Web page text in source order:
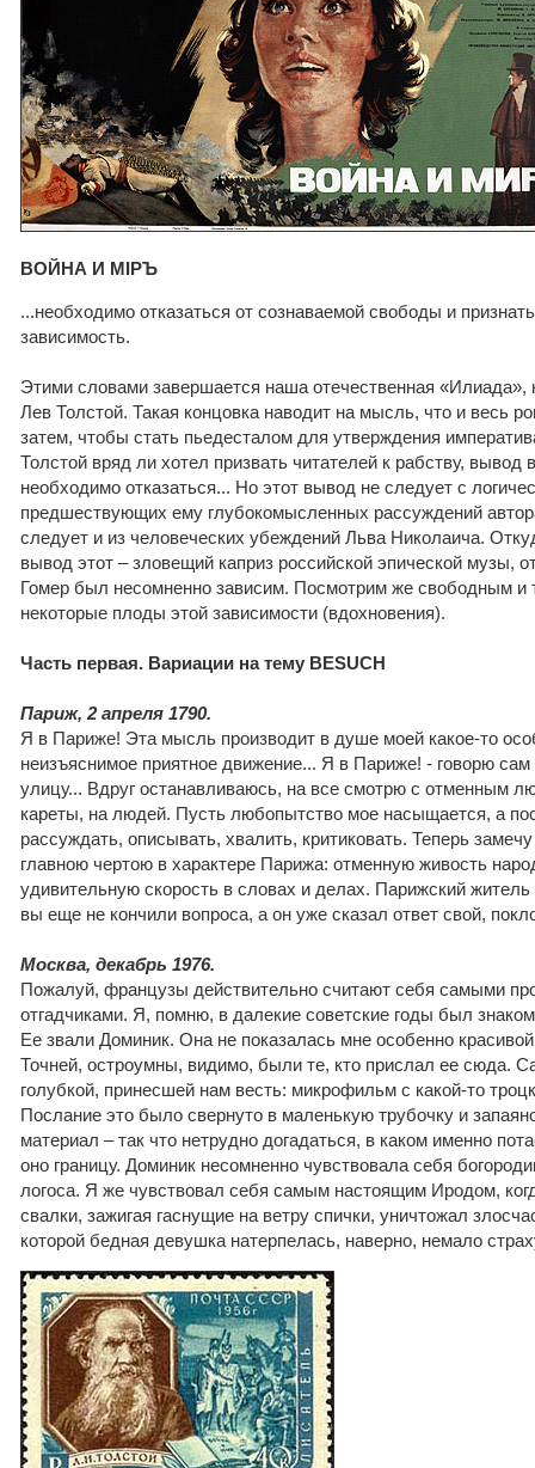
ВОЙНА И МIРЪ
...необходимо отказаться от сознаваемой свободы и
зависимость.
Этими словами завершается наша отечественная «Илиада»,
Лев Толстой. Такая концовка наводит на мысль, что и весь
затем, чтобы стать пьедесталом для утверждения
Толстой вряд ли хотел призвать читателей к рабству, вывод
необходимо отказаться... Но этот вывод не следует с
предшествующих ему глубокомысленных рассуждений
следует и из человеческих убеждений Льва Николаича.
вывод этот – зловещий каприз российской эпической музы,
Гомер был несомненно зависим. Посмотрим же свободным и
некоторые плоды этой зависимости (вдохновения).
Часть первая. Вариации на тему BESUCH
Париж, 2 апреля 1790.
Я в Париже! Эта мысль производит в душе моей какое-то
неизъяснимое приятное движение... Я в Париже! - говорю
улицу... Вдруг останавливаюсь, на все смотрю с отменным
кареты, на людей. Пусть любопытство мое насыщается, а
рассуждать, описывать, хвалить, критиковать. Теперь
главною чертою в характере Парижа: отменную живость
удивительную скорость в словах и делах. Парижский житель
вы еще не кончили вопроса, а он уже сказал ответ свой,
Москва, декабрь 1976.
Пожалуй, французы действительно считают себя самыми
отгадчиками. Я, помню, в далекие советские годы был
Ее звали Доминик. Она не показалась мне особенно
Точней, остроумны, видимо, были те, кто прислал ее сюда.
голубкой, принесшей нам весть: микрофильм с какой-то
Послание это было свернуто в маленькую трубочку и
материал – так что нетрудно догадаться, в каком именно
оно границу. Доминик несомненно чувствовала себя
логоса. Я же чувствовал себя самым настоящим Иродом,
свалки, зажигая гаснущие на ветру спички, уничтожал
которой бедная девушка натерпелась, наверно, немало